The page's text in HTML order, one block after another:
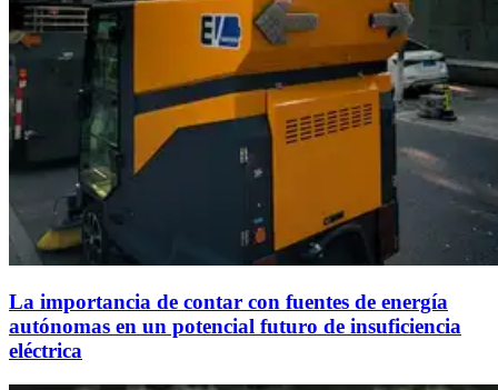
La importancia de contar con fuentes de energía
autónomas en un potencial futuro de insuficiencia
eléctrica